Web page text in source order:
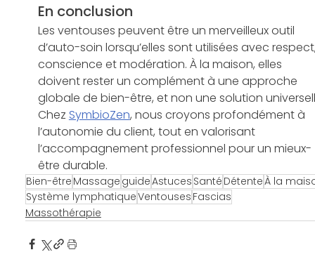
En conclusion
Les ventouses peuvent être un merveilleux outil
d’auto-soin lorsqu’elles sont utilisées avec
conscience et modération. À la maison, elles
doivent rester un complément à une approche
globale de bien-être, et non une solution
Chez SymbioZen, nous croyons profondément à
l’autonomie du client, tout en valorisant
l’accompagnement professionnel pour un mieux-
être durable.
Bien-être Massage guideAstuces Santé DétenteÀ la
Système lymphatiqueVentouses Fascias
Massothérapie